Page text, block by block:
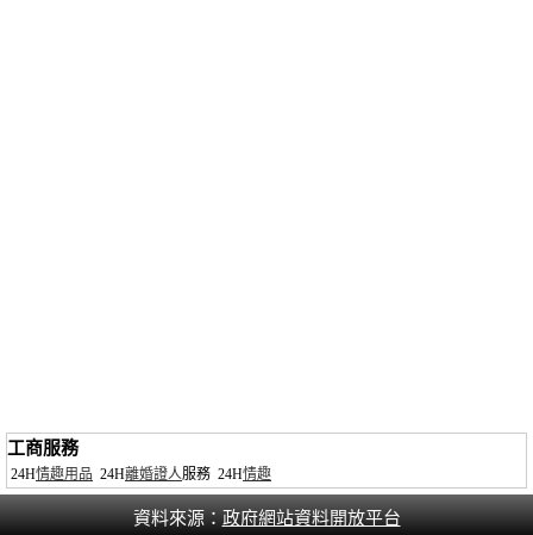
工商服務
24H情趣用品 24H離婚證人服務 24H情趣
資料來源： 政府網站資料開放平台